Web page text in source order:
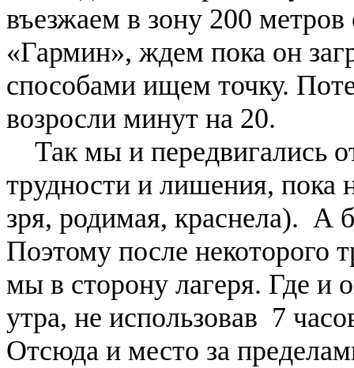
въезжаем в зону 200
«Гармин», ждем пока он
способами ищем точку.
возросли минут на 20.
Так мы и передвигались
трудности и лишения, пока
зря, родимая, краснела). А
Поэтому после некоторого
мы в сторону лагеря. Где и
утра, не использовав 7
Отсюда и место за